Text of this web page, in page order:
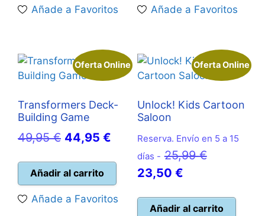
Añade a Favoritos Añade a Favoritos
Oferta Online
Transformers Deck-
Building Game
49,95€ El
original
era:
49,95 €.
44,95 €
precio
actual
es:
44,95 €.
Añadir al carrito
Añade a Favoritos
Oferta Online
Unlock! Kids Cartoon
Saloon
Reserva. Envío en 5 a 15
días - 25,99€El
era:
23,50 €El
actual
Añadir al carrito